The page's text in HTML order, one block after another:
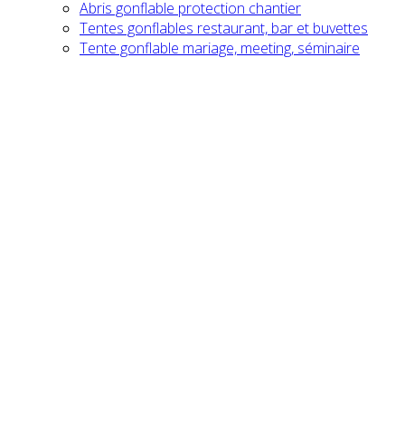
Abris gonflable protection chantier
Tentes gonflables restaurant, bar et buvettes
Tente gonflable mariage, meeting, séminaire